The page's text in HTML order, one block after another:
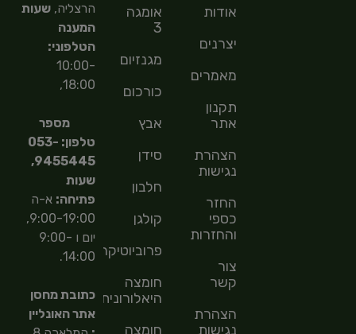
אודות
יצרנים
מאמרים
תקנון
אתר
הצהרת
נגישות
החזר
כספי
והחזרות
צור
קשר
הצהרת
נגישות
אומגה
3
מגנזיום
כורכום
אבץ
סידן
חלבון
קולגן
פרוביוטיקה
חומצה
היאלורונית
חומצה
הרצליה,שעות
המענה
הטלפוני:
10:00-
18:00,
מספר
טלפון: 053-
9455445,
שעות
פתיחה: א-ה
9:00-19:00,
יום ו 9:00-
14:00.
כתובת מחסן
אתר האונליין